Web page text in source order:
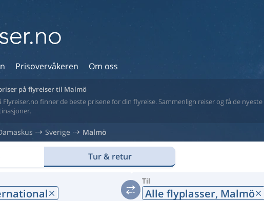
Prisovervåkeren Om oss
på flyreiser til Malmö
finner de beste prisene for din flyreise. Sammenlign reiser og få de
Sverige Malmö
Tur & retur
Til
Alle flyplasser, Malmö